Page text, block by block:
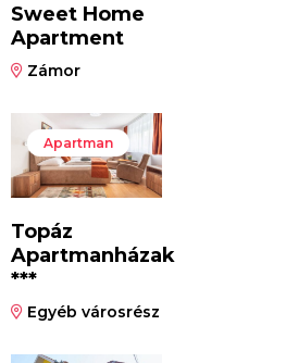
Sweet Home
Apartment
Zámor
Apartman
Topáz
Apartmanházak
***
Egyéb városrész